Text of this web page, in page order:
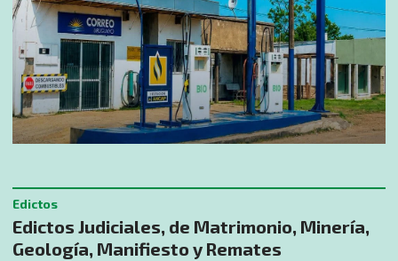
Edictos Judiciales, de Matrimonio, Minería,
Geología, Manifiesto y Remates
Edictos